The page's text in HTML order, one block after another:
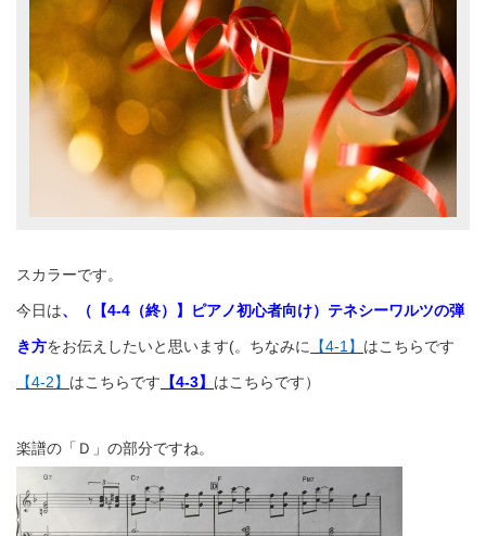
スカラーです。
今日は、（【4-4（終）】ピアノ初心者向け）テネシーワルツの弾
き方をお伝えしたいと思います(。ちなみに 【4-1】 はこちらです
【4-2】 はこちらです 【4-3】 はこちらです）
楽譜の「Ｄ」の部分ですね。